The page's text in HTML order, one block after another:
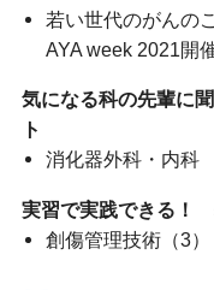
若い世代のがんの
AYA week 2021開
気になる科の先輩に
ト
消化器外科・内科
実習で実践できる！
創傷管理技術（3